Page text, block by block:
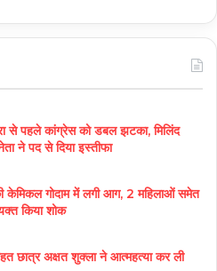
से पहले कांग्रेस को डबल झटका, मिलिंद
ने पद से दिया इस्तीफा
गोदाम में लगी आग, 2 महिलाओं समेत
किया शोक
छात्र अक्षत शुक्ला ने आत्महत्या कर ली